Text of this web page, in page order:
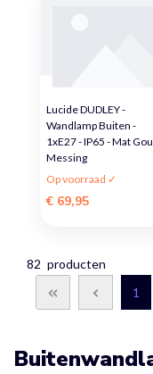
Lucide DUDLEY -
Wandlamp Buiten -
1xE27 - IP65 - Mat
Messing
Op voorraad ✓
€ 69,95
82 producten
1